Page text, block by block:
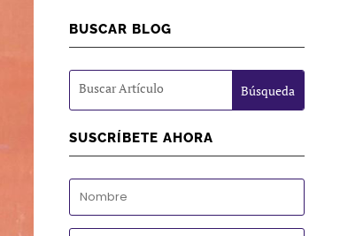
BUSCAR BLOG
SUSCRÍBETE AHORA